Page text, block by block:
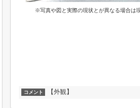
※写真や図と実際の現状とが異なる場合は
コメント 【外観】